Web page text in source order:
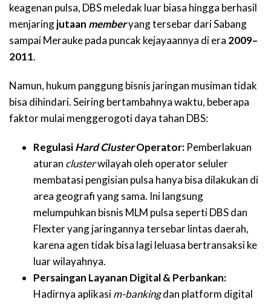
keagenan pulsa, DBS meledak luar biasa hingga berhasil
menjaringjutaan memberyang tersebar dari Sabang
sampai Merauke pada puncak kejayaannya di era 2009–
2011.
Namun, hukum panggung bisnis jaringan musiman tidak
bisa dihindari. Seiring bertambahnya waktu, beberapa
faktor mulai menggerogoti daya tahan DBS:
RegulasiHard ClusterOperator: Pemberlakuan
aturan clusterwilayah oleh operator seluler
membatasi pengisian pulsa hanya bisa dilakukan di
area geografi yang sama. Ini langsung
melumpuhkan bisnis MLM pulsa seperti DBS dan
Flexter yang jaringannya tersebar lintas daerah,
karena agen tidak bisa lagi leluasa bertransaksi ke
luar wilayahnya.
Persaingan Layanan Digital & Perbankan:
Hadirnya aplikasim-bankingdan platform digital